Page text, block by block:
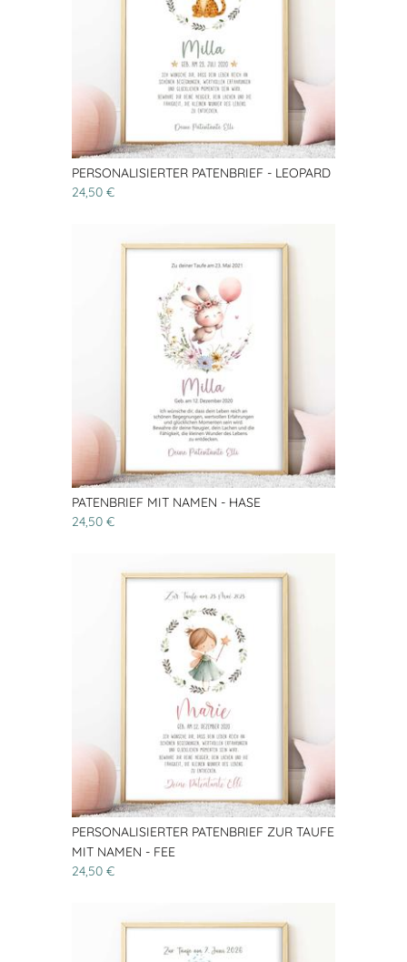
PERSONALISIERTER PATENBRIEF - LEOPARD
24,50 €
PATENBRIEF MIT NAMEN - HASE
24,50 €
PERSONALISIERTER PATENBRIEF ZUR TAUFE
MIT NAMEN - FEE
24,50 €